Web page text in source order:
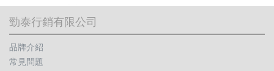
勁泰行銷有限公司
品牌介紹
常見問題